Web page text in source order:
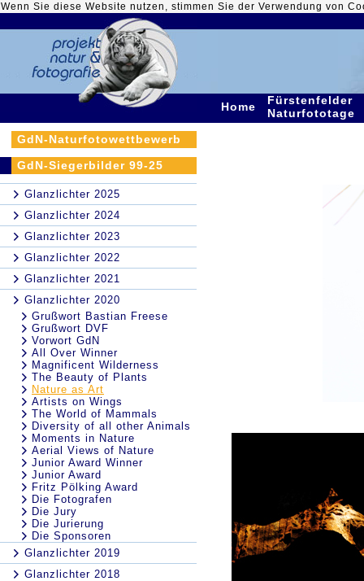
Wenn Sie diese Website nutzen, stimmen Sie der Verwendung von
Home
Fürstenfelder
Naturfototage
GdN-Naturfotowettbewerb
GdN-Siegerbilder 99-25
Glanzlichter 2025
Glanzlichter 2024
Glanzlichter 2023
Glanzlichter 2022
Glanzlichter 2021
Glanzlichter 2020
Grußwort Bastian Freese
Grußwort DVF
Vorwort GdN
All Over Winner
Magnificent Wilderness
The Beauty of Plants
Nature as Art
Artists on Wings
The World of Mammals
Diversity of all other Animals
Moments in Nature
Aerial Views of Nature
Junior Award Winner
Junior Award
Fritz Pölking Award
Die Fotografen
Die Jury
Die Jurierung
Die Sponsoren
Glanzlichter 2019
Glanzlichter 2018